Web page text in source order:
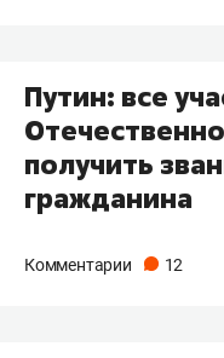
Путин: все
получить
гражданина
Комментарии 12